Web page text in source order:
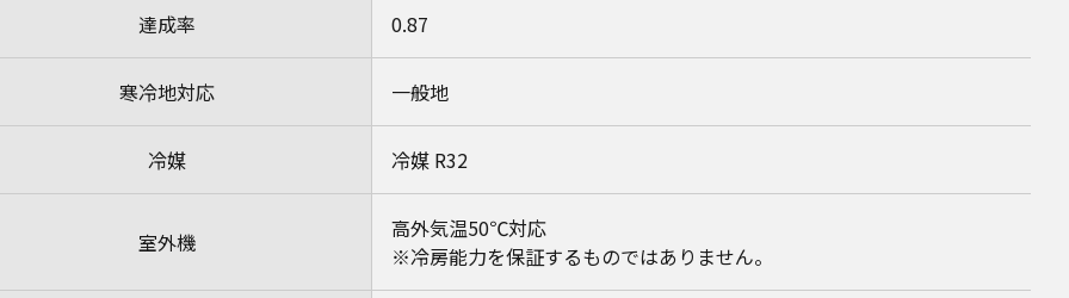
達成率 0.87
寒冷地対応 一般地
冷媒 冷媒 R32
室外機
高外気温50℃対応
※冷房能力を保証するものではありません。